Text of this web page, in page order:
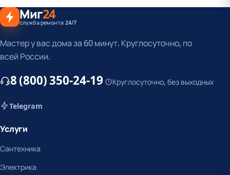
Миг24
служба ремонта 24/7
Мастер у вас дома за 60 минут. Круглосуточно, по
всей России.
8 (800) 350-24-19 Круглосуточно, без выходных
Telegram
Услуги
Сантехника
Электрика